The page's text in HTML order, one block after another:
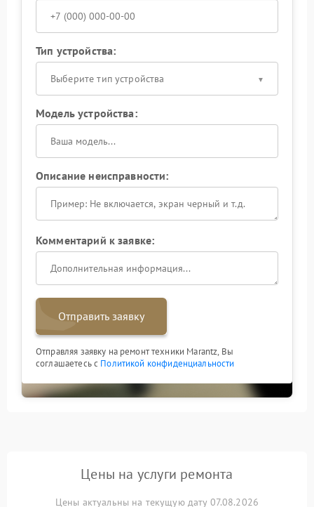
Тип устройства:
Выберите тип устройства
Модель устройства:
Описание неисправности:
Комментарий к заявке:
Отправить заявку
Отправляя заявку на ремонт техники Marantz, Вы
соглашаетесь с Политикой конфиденциальности
Цены на услуги ремонта
Цены актуальны на текущую дату 07.08.2026